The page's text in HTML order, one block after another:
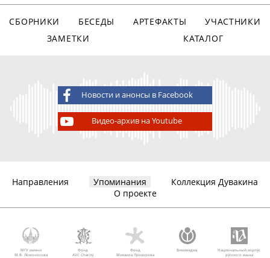
СБОРНИКИ БЕСЕДЫ АРТЕФАКТЫ
УЧАСТНИКИ
ЗАМЕТКИ
КАТАЛОГ
Новости и анонсы в Facebook
Видео-архив на Youtube
Направления Упоминания
Коллекция Дувакина
О проекте
МГУ имени
М.В. Ломоносова
Фонд
AVC Charity
Фонд
Михаила Прохорова
Викимедиа
Национальный корпус
русского языка